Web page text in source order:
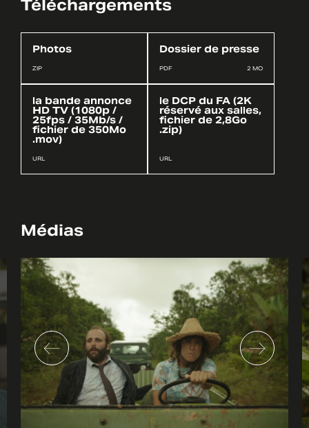
Téléchargements
Photos
ZIP
Dossier de presse
PDF 2 MO
la bande annonce
HD TV (1080p /
25fps / 35Mb/s /
fichier de 350Mo
.mov)
URL
le DCP du FA (2K
réservé aux salles,
fichier de 2,8Go
.zip)
URL
Médias